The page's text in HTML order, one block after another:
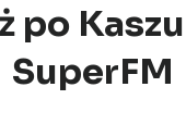
po
SuperFM